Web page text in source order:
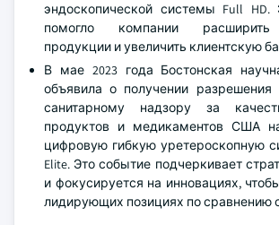
эндоскопической системы Full HD.
помогло компании расширить
продукции и увеличить клиентскую
В мае 2023 года Бостонская
объявила о получении разрешения
санитарному надзору за
продуктов и медикаментов США
цифровую гибкую уретероскопную
Elite. Это событие подчеркивает
и фокусируется на инновациях,
лидирующих позициях по сравнению